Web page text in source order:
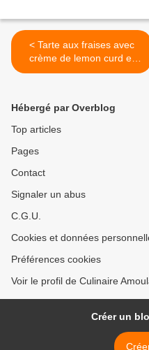
< Tarte aux fraises avec
crème de lemon curd et
philadelphia
Hébergé par Overblog
Top articles
Pages
Contact
Signaler un abus
C.G.U.
Cookies et données
Préférences cookies
Voir le profil de Culinaire
Créer un